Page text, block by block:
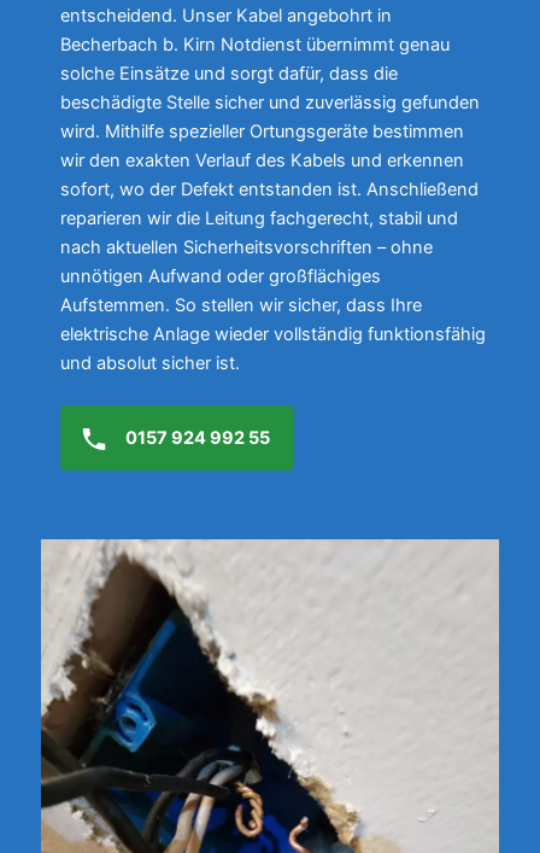
entscheidend. Unser Kabel angebohrt in
Becherbach b. Kirn Notdienst übernimmt genau
solche Einsätze und sorgt dafür, dass die
beschädigte Stelle sicher und zuverlässig gefunden
wird. Mithilfe spezieller Ortungsgeräte bestimmen
wir den exakten Verlauf des Kabels und erkennen
sofort, wo der Defekt entstanden ist. Anschließend
reparieren wir die Leitung fachgerecht, stabil und
nach aktuellen Sicherheitsvorschriften – ohne
unnötigen Aufwand oder großflächiges
Aufstemmen. So stellen wir sicher, dass Ihre
elektrische Anlage wieder vollständig funktionsfähig
und absolut sicher ist.
0157 924 992 55